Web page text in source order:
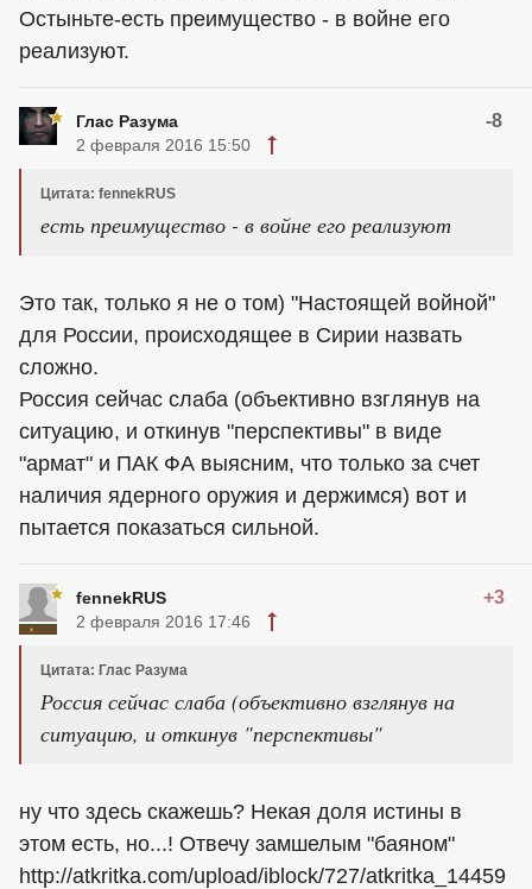
Остыньте-есть преимущество - в войне его
реализуют.
Глас Разума -8
2 февраля 2016 15:50
Цитата: fennekRUS
есть преимущество - в войне его реализуют
Это так, только я не о том) "Настоящей войной"
для России, происходящее в Сирии назвать
сложно.
Россия сейчас слаба (объективно взглянув на
ситуацию, и откинув "перспективы" в виде
"армат" и ПАК ФА выясним, что только за счет
наличия ядерного оружия и держимся) вот и
пытается показаться сильной.
fennekRUS +3
2 февраля 2016 17:46
Цитата: Глас Разума
Россия сейчас слаба (объективно взглянув на
ситуацию, и откинув "перспективы"
ну что здесь скажешь? Некая доля истины в
этом есть, но...! Отвечу замшелым "баяном"
http://atkritka.com/upload/iblock/727/atkritka_14459